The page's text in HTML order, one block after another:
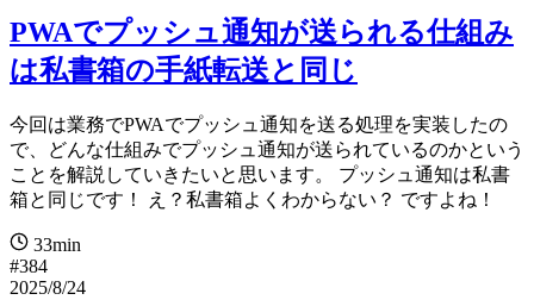
PWAでプッシュ通知が送られる仕組み
は私書箱の手紙転送と同じ
今回は業務でPWAでプッシュ通知を送る処理を実装したの
で、どんな仕組みでプッシュ通知が送られているのかという
ことを解説していきたいと思います。 プッシュ通知は私書
箱と同じです！ え？私書箱よくわからない？ ですよね！
33min
#384
2025/8/24